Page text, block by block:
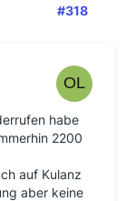
#318
habe
2200
auf Kulanz
aber keine